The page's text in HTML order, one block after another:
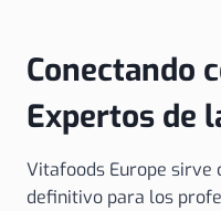
Conectando
Expertos de
Vitafoods Europe sirve
definitivo para los